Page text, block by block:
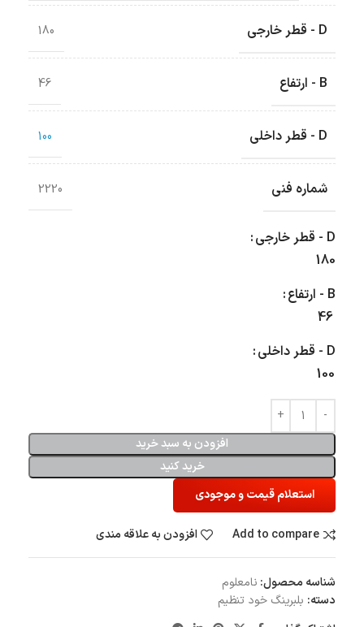
D - قطر خارجی 180
B - ارتفاع 46
D - قطر داخلی 100
شماره فنی 2220
D - قطر خارجی
180
B - ارتفاع
46
D - قطر داخلی
100
افزودن به سبد خرید
خرید کنید
استعلام قیمت و موجودی
Add to compare افزودن به علاقه مندی
شناسه محصول: نامعلوم
دسته: بلبرینگ‌ خود تنظیم